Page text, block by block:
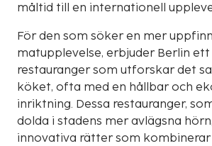
måltid till en internationell
För den som söker en mer
matupplevelse, erbjuder Berlin
restauranger som utforskar det
köket, ofta med en hållbar och
inriktning. Dessa restauranger,
dolda i stadens mer avlägsna
innovativa rätter som